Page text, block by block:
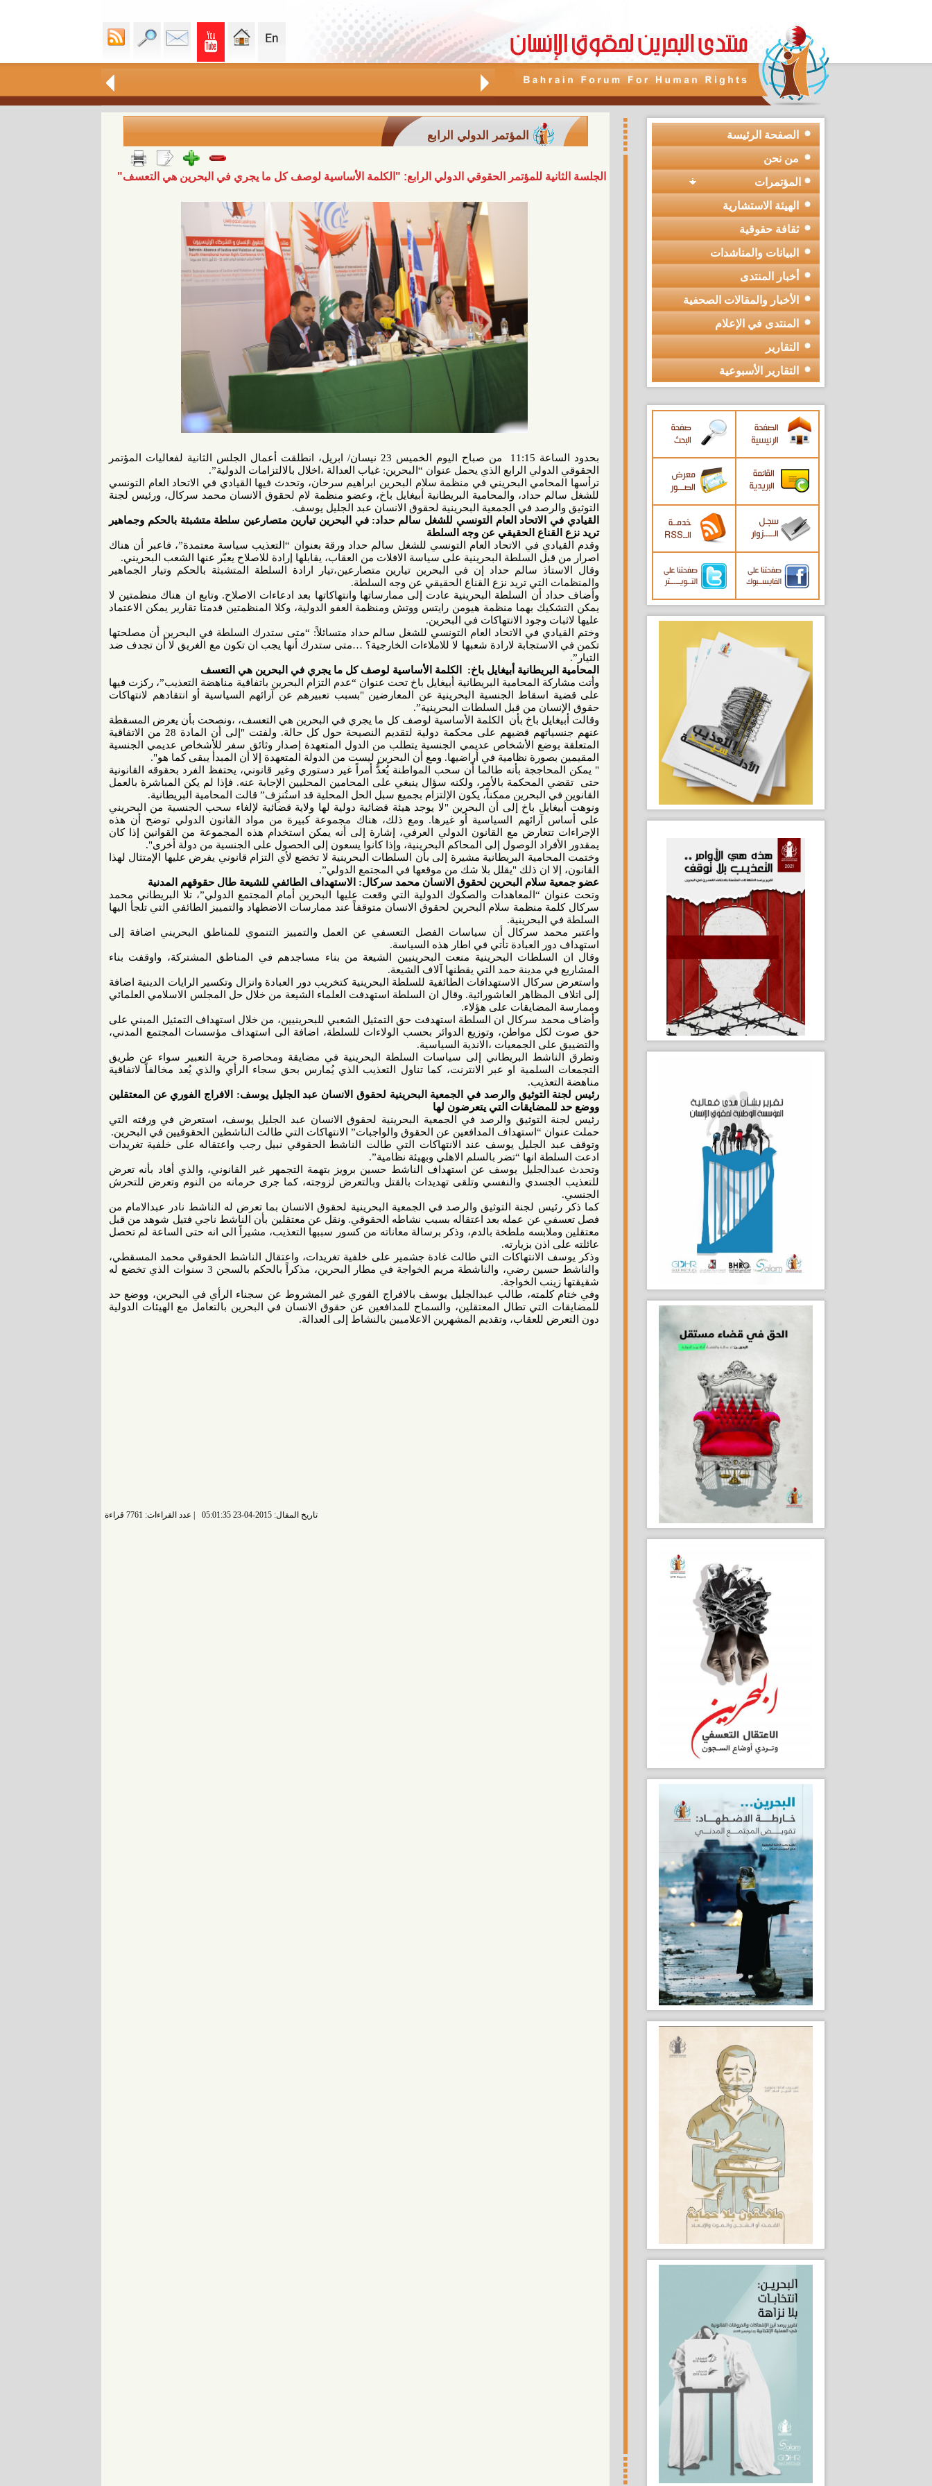
المؤتمر الدولي الرابع
الجلسة الثانية للمؤتمر الحقوقي الدولي الرابع: "الكلمة الأساسية لوصف كل ما يجري في البحرين هي التعسف"
بحدود الساعة 11:15 من صباح اليوم الخميس 23 نيسان/ ابريل، انطلقت أعمال الجلس الثانية لفعاليات المؤتمر
الحقوقي الدولي الرابع الذي يحمل عنوان “البحرين: غياب العدالة ،اخلال بالالتزامات الدولية”.
ترأسها المحامي البحريني في منظمة سلام البحرين ابراهيم سرحان، وتحدث فيها القيادي في الاتحاد العام التونسي
للشغل سالم حداد، والمحامية البريطانية أبيغايل باخ، وعضو منظمة لام لحقوق الانسان محمد سركال، ورئيس لجنة
التوثيق والرصد في الجمعية البحرينية لحقوق الانسان عبد الجليل يوسف.
القيادي في الاتحاد العام التونسي للشغل سالم حداد: في البحرين تيارين متصارعين سلطة متشبثة بالحكم وجماهير
تريد نزع القناع الحقيقي عن وجه السلطة
وقدم القيادي في الاتحاد العام التونسي للشغل سالم حداد ورقة بعنوان “التعذيب سياسة معتمدة”، فاعبر أن هناك
اصرار من قبل السلطة البحرينية على سياسة الافلات من العقاب، يقابلها إرادة للاصلاح يعبّر عنها الشعب البحريني.
وقال الاستاذ سالم حداد إن في البحرين تيارين متصارعين،تيار ارادة السلطة المتشبثة بالحكم وتيار الجماهير
والمنظمات التي تريد نزع القناع الحقيقي عن وجه السلطة.
وأضاف حداد أن السلطة البحرينية عادت إلى ممارساتها وانتهاكاتها بعد ادعاءات الاصلاح. وتابع ان هناك منظمتين لا
يمكن التشكيك بهما منظمة هيومن رايتس ووتش ومنظمة العفو الدولية، وكلا المنظمتين قدمتا تقارير يمكن الاعتماد
عليها لاثبات وجود الانتهاكات في البحرين.
وختم القيادي في الاتحاد العام التونسي للشغل سالم حداد متسائلاً: “متى ستدرك السلطة في البحرين أن مصلحتها
تكمن في الاستجابة لارادة شعبها لا للاملاءات الخارجية؟ …متى ستدرك أنها يجب ان تكون مع الغريق لا أن تجدف ضد
التيار”.
المحامية البريطانية أبيغايل باخ:
لكلمة الأساسية لوصف كل ما يجري في البحرين هي التعسف
وأتت مشاركة المحامية البريطانية أبيغايل باخ تحت عنوان “عدم التزام البحرين باتفاقية مناهضة التعذيب”، ركزت فيها
على قضية اسقاط الجنسية البحرينية عن المعارضين "بسبب تعبيرهم عن آرائهم السياسية أو انتقادهم لانتهاكات
حقوق الإنسان من قبل السلطات البحرينية”.
وقالت أبيغايل باخ بأن الكلمة الأساسية لوصف كل ما يجري في البحرين هي التعسف، ،ونصحت بأن يعرض المسقطة
عنهم جنسياتهم قضيهم على محكمة دولية لتقديم النصيحة حول كل حالة. ولفتت "إلى أن المادة 28 من الاتفاقية
المتعلقة بوضع الأشخاص عديمي الجنسية يتطلب من الدول المتعهدة إصدار وثائق سفر للأشخاص عديمي الجنسية
المقيمين بصورة نظامية في أراضيها. ومع أن البحرين ليست من الدولة المتعهدة إلا أن المبدأ يبقى كما هو".
" يمكن المحاججة بأنه طالما أن سحب المواطنة يُعدُّ أمراً غير دستوري وغير قانوني، يحتفظ الفرد بحقوقه القانونية
حتى تقضي المحكمة بالأمر، ولكنه سؤال ينبغي على المحامين المحليين الإجابة عنه. فإذا لم يكن المباشرة بالعمل
القانوين في البحرين ممكناً، يكون الإلتزام بجميع سبل الحل المحلية قد استُنزِف” قالت المحامية البريطانية.
ونوهت أبيغايل باخ إلى أن البحرين "لا يوجد هيئة قضائية دولية لها ولاية قضائية لإلغاء سحب الجنسية من البحريني
على أساس آرائهم السياسية أو غيرها. ومع ذلك، هناك مجموعة كبيرة من مواد القانون الدولي توضح أن هذه
الإجراءات تتعارض مع القانون الدولي العرفي، إشارة إلى أنه يمكن استخدام هذه المجموعة من القوانين إذا كان
يمقدور الأفراد الوصول إلى المحاكم البحرينية، وإذا كانوا يسعون إلى الحصول على الجنسية من دولة أخرى".
وختمت المحامية البريطانية مشيرة إلى بأن السلطات البحرينية لا تخضع لأي التزام قانوني يفرض عليها الإمتثال لهذا
القانون، إلا ان ذلك "يقلل بلا شك من موقعها في المجتمع الدولي”.
عضو جمعية سلام البحرين لحقوق الانسان محمد سركال: الاستهداف الطائفي للشيعة طال حقوقهم المدنية
وتحت عنوان “المعاهدات والصكوك الدولية التي وقعت عليها البحرين أمام المجتمع الدولي”، تلا البريطاني محمد
سركال كلمة منظمة سلام البحرين لحقوق الانسان متوقفاً عند ممارسات الاضطهاد والتمييز الطائفي التي تلجأ اليها
السلطة في البحرينية.
واعتبر محمد سركال أن سياسات الفصل التعسفي عن العمل والتمييز التنموي للمناطق البحريني اضافة إلى
استهداف دور العبادة تأتي في اطار هذه السياسة.
وقال ان السلطات البحرينية منعت البحرينيين الشيعة من بناء مساجدهم في المناطق المشتركة، واوقفت بناء
المشاريع في مدينة حمد التي يقطنها آلاف الشيعة.
واستعرض سركال الاستهدافات الطائفية للسلطة البحرينية كتخريب دور العبادة وانزال وتكسير الرايات الدينية اضافة
إلى اتلاف المظاهر العاشورائية. وقال ان السلطة استهدفت العلماء الشيعة من خلال حل المجلس الاسلامي العلمائي
وممارسة المضايقات على هؤلاء.
وأضاف محمد سركال ان السلطة استهدفت حق التمثيل الشعبي للبحرينيين، من خلال استهداف التمثيل المبني على
حق صوت لكل مواطن، وتوزيع الدوائر بحسب الولاءات للسلطة، اضافة الى استهداف مؤسسات المجتمع المدني،
والتضييق على الجمعيات ،الاندية السياسية.
وتطرق الناشط البريطاني إلى سياسات السلطة البحرينية في مضايقة ومحاصرة حرية التعبير سواء عن طريق
التجمعات السلمية او عبر الانترنت، كما تناول التعذيب الذي يُمارس بحق سجاء الرأي والذي يُعد مخالفاً لاتفاقية
مناهضة التعذيب.
رئيس لجنة التوثيق والرصد في الجمعية البحرينية لحقوق الانسان عبد الجليل يوسف: الافراج الفوري عن المعتقلين
ووضع حد للمضايقات التي يتعرضون لها
رئيس لجنة التوثيق والرصد في الجمعية البحرينية لحقوق الانسان عبد الجليل يوسف، استعرض في ورقته التي
حملت عنوان “استهداف المدافعين عن الحقوق والواجبات” الانتهاكات التي طالت الناشطين الحقوقيين في البحرين.
وتوقف عبد الجليل يوسف عند الانتهاكات التي طالت الناشط الحقوقي نبيل رجب واعتقاله على خلفية تغريدات
ادعت السلطة انها “تضر بالسلم الاهلي وبهيئة نظامية”.
وتحدث عبدالجليل يوسف عن استهداف الناشط حسين برويز بتهمة التجمهر غير القانوني، والذي أفاد بأنه تعرض
للتعذيب الجسدي والنفسي وتلقى تهديدات بالقتل وبالتعرض لزوجته، كما جرى حرمانه من النوم وتعرض للتحرش
الجنسي.
كما ذكر رئيس لجنة التوثيق والرصد في الجمعية البحرينية لحقوق الانسان بما تعرض له الناشط نادر عبدالامام من
فصل تعسفي عن عمله بعد اعتقاله بسبب نشاطه الحقوقي. ونقل عن معتقلين بأن الناشط ناجي فتيل شوهد من قبل
معتقلين وملابسه ملطخة بالدم، وذكر برسالة معاناته من كسور سببها التعذيب، مشيراً الى انه حتى الساعة لم تحصل
عائلته على اذن بزيارته.
وذكر يوسف الانتهاكات التي طالت غادة جشمير على خلفية تغريدات، واعتقال الناشط الحقوقي محمد المسقطي،
والناشط حسين رضي، والناشطة مريم الخواجة في مطار البحرين، مذكراً بالحكم بالسجن 3 سنوات الذي تخضع له
شقيقتها زينب الخواجة.
وفي ختام كلمته، طالب عبدالجليل يوسف بالافراج الفوري غير المشروط عن سجناء الرأي في البحرين، ووضع حد
للمضايقات التي تطال المعتقلين، والسماح للمدافعين عن حقوق الانسان في البحرين بالتعامل مع الهيئات الدولية
دون التعرض للعقاب، وتقديم المشهرين الاعلاميين بالنشاط إلى العدالة.
تاريخ المقال: 2015-04-23 05:01:35
الصفحة الرئيسة
من نحن
المؤتمرات
الهيئة الاستشارية
ثقافة حقوقية
البيانات والمناشدات
أخبار المنتدى
الأخبار والمقالات الصحفية
المنتدى في الإعلام
التقارير
التقارير الأسبوعية